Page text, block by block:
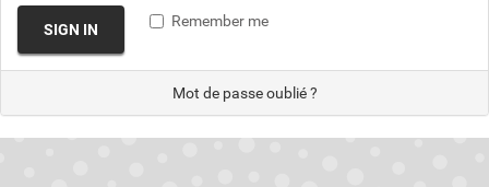
SIGN IN
Remember me
Mot de passe oublié ?